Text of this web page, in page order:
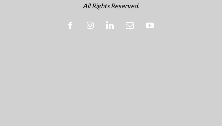
All Rights Reserved.